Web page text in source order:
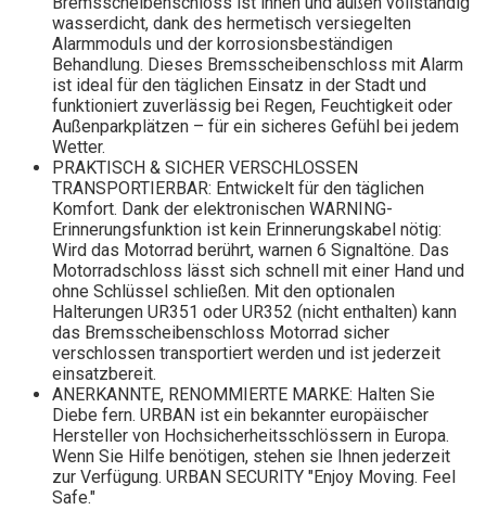
wasserdicht, dank des hermetisch versiegelten
Alarmmoduls und der korrosionsbeständigen
Behandlung. Dieses Bremsscheibenschloss mit Alarm
ist ideal für den täglichen Einsatz in der Stadt und
funktioniert zuverlässig bei Regen, Feuchtigkeit oder
Außenparkplätzen – für ein sicheres Gefühl bei jedem
Wetter.
PRAKTISCH & SICHER VERSCHLOSSEN
TRANSPORTIERBAR: Entwickelt für den täglichen
Komfort. Dank der elektronischen WARNING-
Erinnerungsfunktion ist kein Erinnerungskabel nötig:
Wird das Motorrad berührt, warnen 6 Signaltöne. Das
Motorradschloss lässt sich schnell mit einer Hand und
ohne Schlüssel schließen. Mit den optionalen
Halterungen UR351 oder UR352 (nicht enthalten) kann
das Bremsscheibenschloss Motorrad sicher
verschlossen transportiert werden und ist jederzeit
einsatzbereit.
ANERKANNTE, RENOMMIERTE MARKE: Halten Sie
Diebe fern. URBAN ist ein bekannter europäischer
Hersteller von Hochsicherheitsschlössern in Europa.
Wenn Sie Hilfe benötigen, stehen sie Ihnen jederzeit
zur Verfügung. URBAN SECURITY "Enjoy Moving. Feel
Safe."